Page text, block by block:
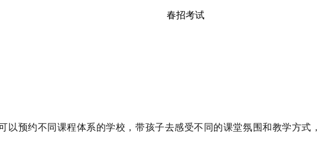
春招考试
以预约不同课程体系的学校，带孩子去感受不同的课堂氛围和教学方式